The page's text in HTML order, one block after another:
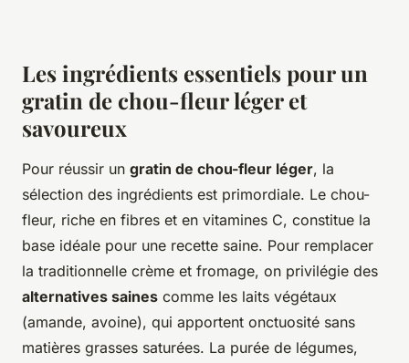
Les ingrédients essentiels pour un
gratin de chou-fleur léger et
savoureux
Pour réussir un gratin de chou-fleur léger, la
sélection des ingrédients est primordiale. Le chou-
fleur, riche en fibres et en vitamines C, constitue la
base idéale pour une recette saine. Pour remplacer
la traditionnelle crème et fromage, on privilégie des
alternatives saines comme les laits végétaux
(amande, avoine), qui apportent onctuosité sans
matières grasses saturées. La purée de légumes,